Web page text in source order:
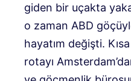
giden bir uçakta
o zaman ABD
hayatım değişti.
rotayı